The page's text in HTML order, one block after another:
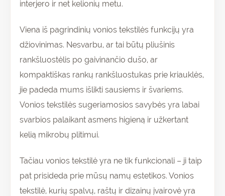
interjero ir net kelionių metu.
Viena iš pagrindinių vonios tekstilės funkcijų yra
džiovinimas. Nesvarbu, ar tai būtų pliušinis
rankšluostėlis po gaivinančio dušo, ar
kompaktiškas rankų rankšluostukas prie kriauklės,
jie padeda mums išlikti sausiems ir švariems.
Vonios tekstilės sugeriamosios savybės yra labai
svarbios palaikant asmens higieną ir užkertant
kelią mikrobų plitimui.
Tačiau vonios tekstilė yra ne tik funkcionali – ji taip
pat prisideda prie mūsų namų estetikos. Vonios
tekstilė, kurių spalvų, raštų ir dizainų įvairovė yra